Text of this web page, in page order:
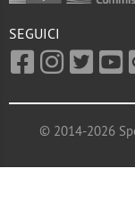
SEGUICI
© 2014-2026